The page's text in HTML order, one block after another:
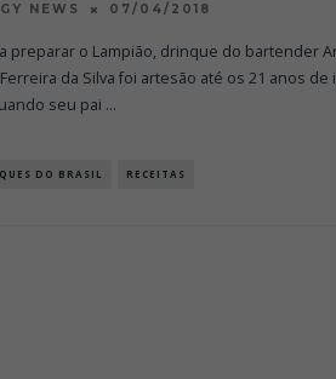
NEWS 07/04/2018
preparar o Lampião, drinque do bartender
da Silva foi artesão até os 21 anos de
seu pai ...
DO BRASIL RECEITAS